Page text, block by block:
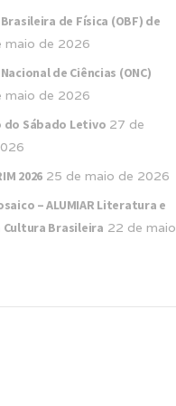
de Física (OBF) de
maio de 2026
de Ciências (ONC)
maio de 2026
do Sábado Letivo 27 de
2026 25 de maio de 2026
– ALUMIAR Literatura e
Cultura Brasileira 22 de maio